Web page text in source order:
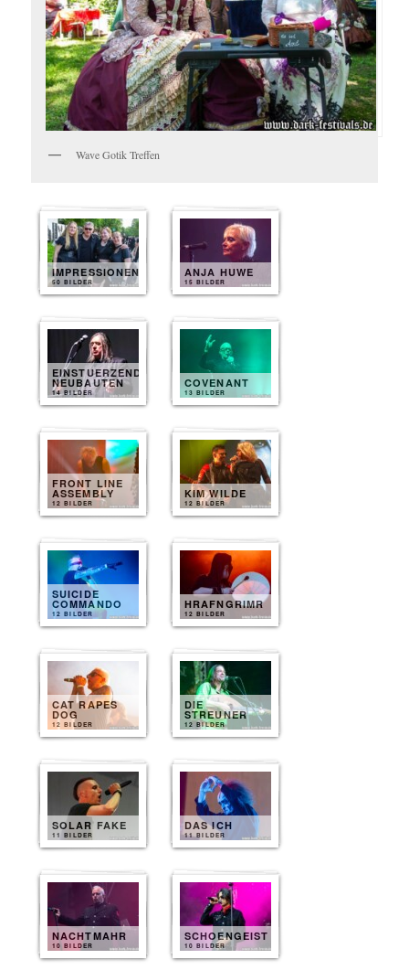
Wave Gotik Treffen
IMPRESSIONEN
50 BILDER
ANJA HUWE
15 BILDER
EINSTUERZENDE
NEUBAUTEN
14 BILDER
COVENANT
13 BILDER
FRONT LINE
ASSEMBLY
12 BILDER
KIM WILDE
12 BILDER
SUICIDE
COMMANDO
12 BILDER
HRAFNGRIMR
12 BILDER
CAT RAPES
DOG
12 BILDER
DIE
STREUNER
12 BILDER
SOLAR FAKE
11 BILDER
DAS ICH
11 BILDER
NACHTMAHR
10 BILDER
SCHOENGEIST
10 BILDER